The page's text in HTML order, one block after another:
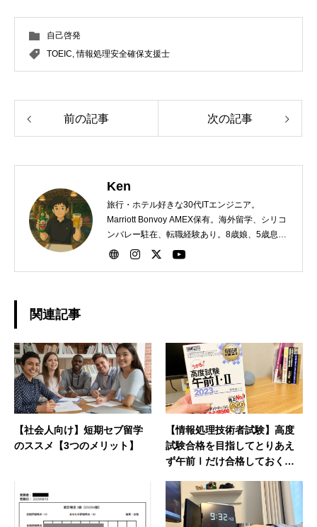
自己啓発
TOEIC ,情報処理安全確保支援士
前の記事 次の記事
Ken
旅行・ホテル好きな30代ITエンジニア。
Marriott Bonvoy AMEX保有。海外留学、シリコ
ンバレー駐在、転職経験あり。8歳娘、5歳息子
の父親。第二子誕生時に2ヶ月間の育休取得。
関連記事
【社会人向け】短期セブ留学
のススメ【3つのメリット】
【情報処理技術者試験】高度
試験合格を目指してとりあえ
ず午前Ⅰだけ合格しておくス